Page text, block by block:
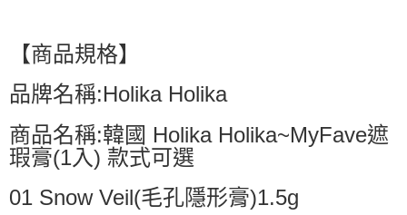
【商品規格】
品牌名稱:Holika Holika
商品名稱:韓國 Holika Holika~MyFave遮
瑕膏(1入) 款式可選
01 Snow Veil(毛孔隱形膏)1.5g